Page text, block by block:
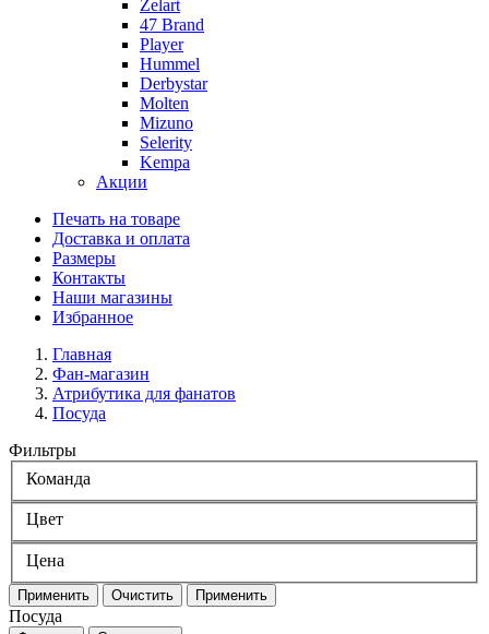
Zelart
47 Brand
Player
Hummel
Derbystar
Molten
Mizuno
Selerity
Kempa
Акции
Печать на товаре
Доставка и оплата
Размеры
Контакты
Наши магазины
Избранное
Главная
Фан-магазин
Атрибутика для фанатов
Посуда
Фильтры
Команда
Цвет
Цена
Применить Очистить Применить
Посуда